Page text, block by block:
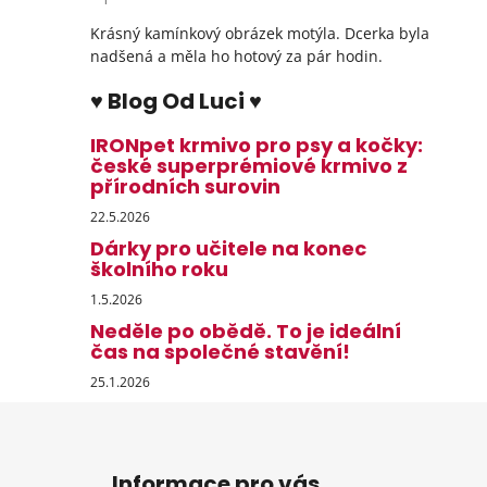
Krásný kamínkový obrázek motýla. Dcerka byla
nadšená a měla ho hotový za pár hodin.
♥ Blog Od Luci ♥
IRONpet krmivo pro psy a kočky:
české superprémiové krmivo z
přírodních surovin
22.5.2026
Dárky pro učitele na konec
školního roku
1.5.2026
Neděle po obědě. To je ideální
čas na společné stavění!
25.1.2026